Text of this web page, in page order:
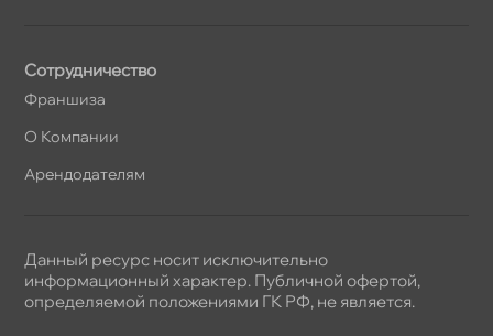
Сотрудничество
Франшиза
О Компании
Арендодателям
Данный ресурс носит исключительно
информационный характер. Публичной офертой,
определяемой положениями ГК РФ, не является.